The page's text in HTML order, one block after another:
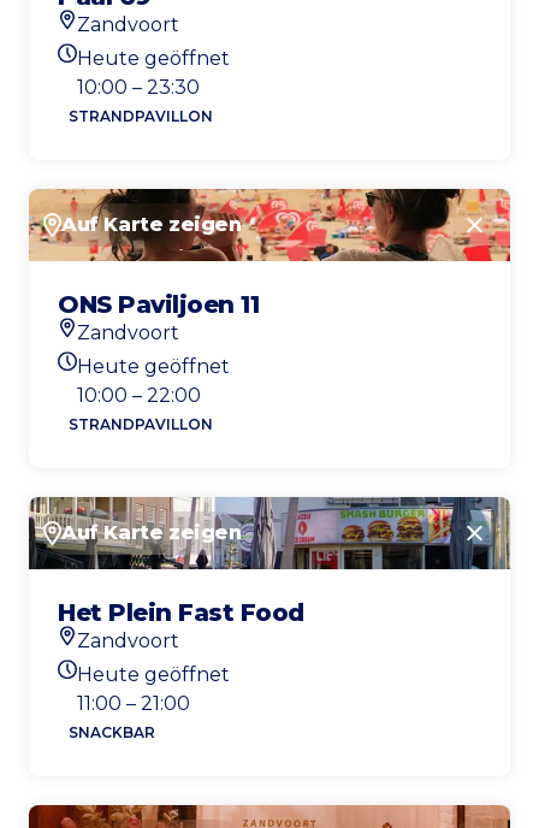
Standort
Zandvoort
Heutigen Öffnungszeiten
Heute geöffnet
10:00 – 23:30
STRANDPAVILLON
Auf Karte zeigen
ONS Paviljoen 11
Standort
Zandvoort
Heutigen Öffnungszeiten
Heute geöffnet
10:00 – 22:00
STRANDPAVILLON
Auf Karte zeigen
Het Plein Fast Food
Standort
Zandvoort
Heutigen Öffnungszeiten
Heute geöffnet
11:00 – 21:00
SNACKBAR